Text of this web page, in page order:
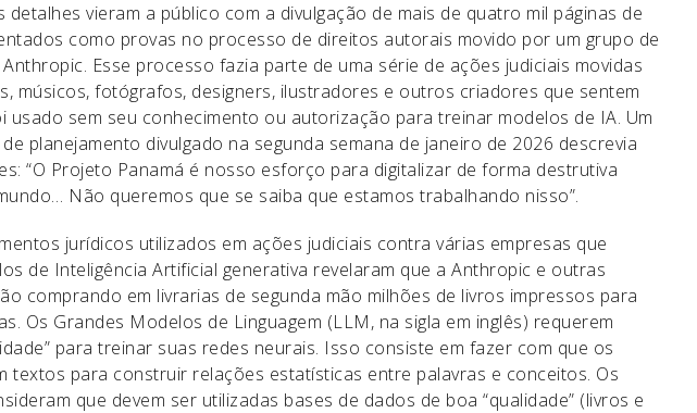
detalhes vieram a público com a divulgação de mais de quatro mil páginas de
como provas no processo de direitos autorais movido por um grupo de
Esse processo fazia parte de uma série de ações judiciais movidas
músicos, fotógrafos, designers, ilustradores e outros criadores que sentem
usado sem seu conhecimento ou autorização para treinar modelos de IA. Um
planejamento divulgado na segunda semana de janeiro de 2026 descrevia
“O Projeto Panamá é nosso esforço para digitalizar de forma destrutiva
Não queremos que se saiba que estamos trabalhando nisso”.
jurídicos utilizados em ações judiciais contra várias empresas que
de Inteligência Artificial generativa revelaram que a Anthropic e outras
comprando em livrarias de segunda mão milhões de livros impressos para
Os Grandes Modelos de Linguagem (LLM, na sigla em inglês) requerem
para treinar suas redes neurais. Isso consiste em fazer com que os
textos para construir relações estatísticas entre palavras e conceitos. Os
que devem ser utilizadas bases de dados de boa “qualidade” (livros e